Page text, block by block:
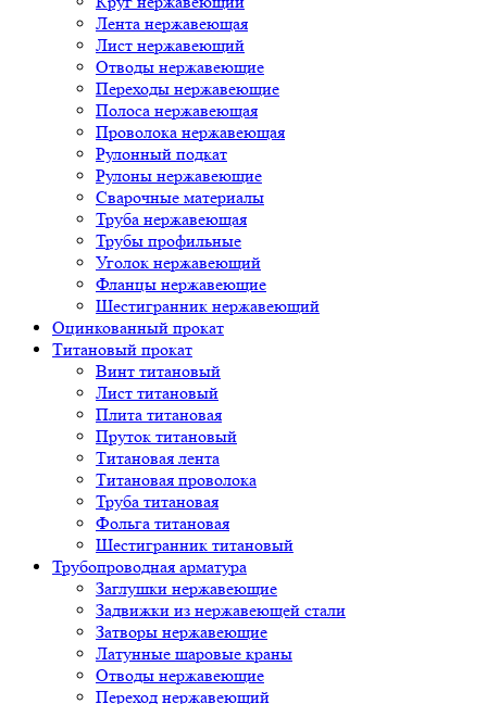
Лента нержавеющая
Лист нержавеющий
Отводы нержавеющие
Переходы нержавеющие
Полоса нержавеющая
Проволока нержавеющая
Рулонный подкат
Рулоны нержавеющие
Сварочные материалы
Труба нержавеющая
Трубы профильные
Уголок нержавеющий
Фланцы нержавеющие
Шестигранник нержавеющий
Оцинкованный прокат
Титановый прокат
Винт титановый
Лист титановый
Плита титановая
Пруток титановый
Титановая лента
Титановая проволока
Труба титановая
Фольга титановая
Шестигранник титановый
Трубопроводная арматура
Заглушки нержавеющие
Задвижки из нержавеющей стали
Затворы нержавеющие
Латунные шаровые краны
Отводы нержавеющие
Переход нержавеющий